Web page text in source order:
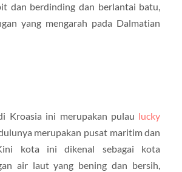
dan berdinding dan berlantai batu,
yang mengarah pada Dalmatian
Kroasia ini merupakan pulau lucky
merupakan pusat maritim dan
kota ini dikenal sebagai kota
air laut yang bening dan bersih,